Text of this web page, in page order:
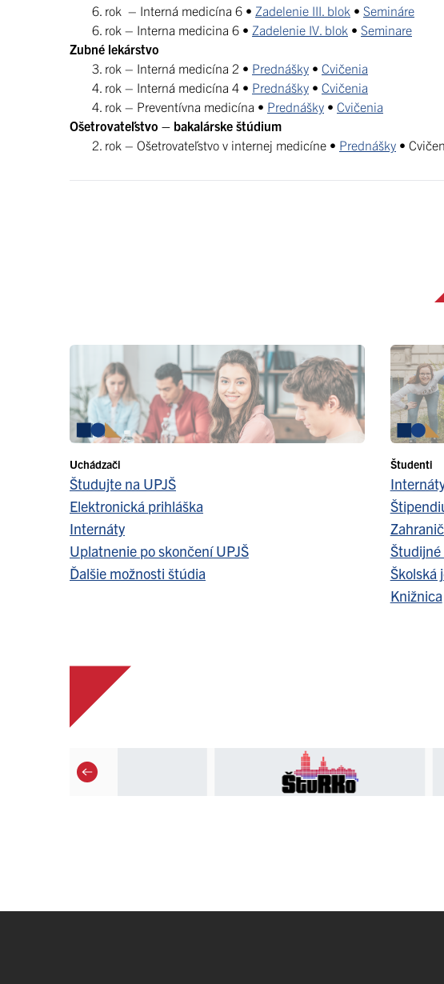
6. rok – Interná medicína 6 • Zadelenie III. blok • Semináre
6. rok – Interna medicina 6 • Zadelenie IV. blok • Seminare
Zubné lekárstvo
3. rok – Interná medicína 2 • Prednášky • Cvičenia
4. rok – Interná medicína 4 • Prednášky • Cvičenia
4. rok – Preventívna medicína • Prednášky • Cvičenia
Ošetrovateľstvo – bakalárske štúdium
2. rok – Ošetrovateľstvo v internej medicíne • Prednášky •
Uchádzači
Študujte na UPJŠ
Elektronická prihláška
Internáty
Uplatnenie po skončení UPJŠ
Ďalšie možnosti štúdia
Študenti
Študijné
Školská
Knižnica